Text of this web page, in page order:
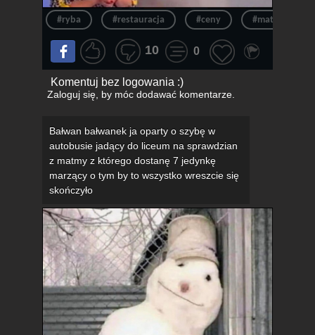
#ryba #restauracja #ceny #matma
10 0
Komentuj bez logowania :)
Zaloguj się, by móc dodawać komentarze.
Bałwan bałwanek ja oparty o szybę w
autobusie jadący do liceum na sprawdzian
z matmy z którego dostanę 7 jedynkę
marzący o tym by to wszystko wreszcie się
skończyło